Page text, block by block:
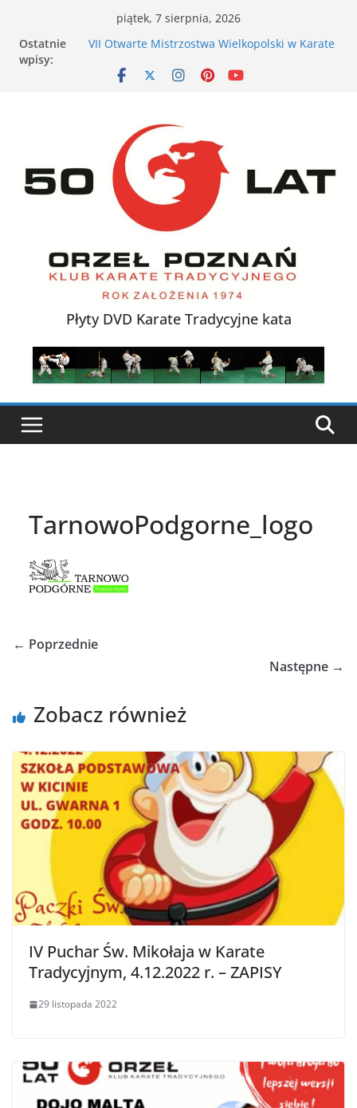
treści
piątek, 7 sierpnia, 2026
Ostatnie
wpisy:
VII Otwarte Mistrzostwa Wielkopolski w Karate
XXVI Ogólnopolski Puchar Dzieci w Karate
buduje pewność siebie
Karate dla energicznego dziecka – dlaczego to
działa
XXXVII Mistrzostwa Polski w Karate
Tradycyjnym
Płyty DVD Karate Tradycyjne kata
TarnowoPodgorne_logo
← Poprzednie
Następne →
Zobacz również
IV Puchar Św. Mikołaja w Karate
Tradycyjnym, 4.12.2022 r. – ZAPISY
29 listopada 2022